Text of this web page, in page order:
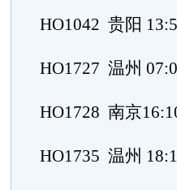
HO1042 贵阳
HO1727 温州
HO1728 南京
HO1735 温州